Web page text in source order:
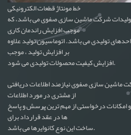
خط مونتاژ قطعات الکترونیکی
شرکت ماشین سازی صفوی می باشد، که
موجب افزایش راندمان کاری
تولیدی می باشد. اتوماسیون تولید علاوه
بر افزایش تولید ، موجب
افزایش کیفیت محصولات تولیدی می شود.
ماشین سازی صفوی نیازمند اطلاعات دریافتی
از مشتری در مورد اطلاعات
امکانات درخواستی از مهم ترین پرسش و پاسخ
ها در عقد قرارداد برای
ساخت این نوع کانوایرها می باشد.